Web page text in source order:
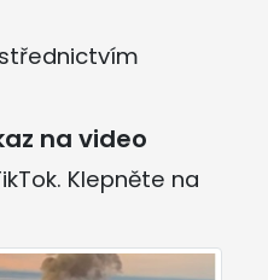
na video
Klepněte na